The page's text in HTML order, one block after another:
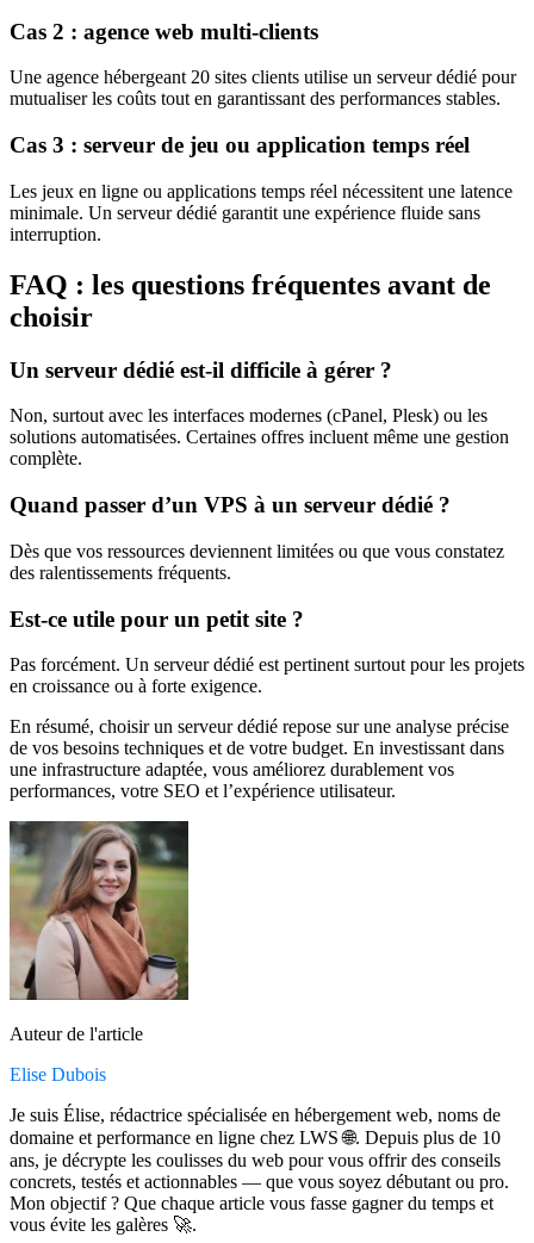
Cas 2 : agence web multi-clients
Une agence hébergeant 20 sites clients utilise un serveur dédié pour
mutualiser les coûts tout en garantissant des performances stables.
Cas 3 : serveur de jeu ou application temps réel
Les jeux en ligne ou applications temps réel nécessitent une latence
minimale. Un serveur dédié garantit une expérience fluide sans
interruption.
FAQ : les questions fréquentes avant de
choisir
Un serveur dédié est-il difficile à gérer ?
Non, surtout avec les interfaces modernes (cPanel, Plesk) ou les
solutions automatisées. Certaines offres incluent même une gestion
complète.
Quand passer d’un VPS à un serveur dédié ?
Dès que vos ressources deviennent limitées ou que vous constatez
des ralentissements fréquents.
Est-ce utile pour un petit site ?
Pas forcément. Un serveur dédié est pertinent surtout pour les projets
en croissance ou à forte exigence.
En résumé, choisir un serveur dédié repose sur une analyse précise
de vos besoins techniques et de votre budget. En investissant dans
une infrastructure adaptée, vous améliorez durablement vos
performances, votre SEO et l’expérience utilisateur.
Auteur de l'article
Elise Dubois
Je suis Élise, rédactrice spécialisée en hébergement web, noms de
domaine et performance en ligne chez LWS 🌐. Depuis plus de 10
ans, je décrypte les coulisses du web pour vous offrir des conseils
concrets, testés et actionnables — que vous soyez débutant ou pro.
Mon objectif ? Que chaque article vous fasse gagner du temps et
vous évite les galères 🚀.